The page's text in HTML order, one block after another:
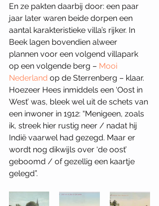
En ze pakten daarbij door: een paar
jaar later waren beide dorpen een
aantal karakteristieke villa’s rijker. In
Beek lagen bovendien alweer
plannen voor een volgend villapark
op een volgende berg – Mooi
Nederland op de Sterrenberg – klaar.
Hoezeer Hees inmiddels een ‘Oost in
West’ was, bleek wel uit de schets van
een inwoner in 1912: “Menigeen, zoals
ik, streek hier rustig neer / nadat hij
Indië vaarwel had gezegd. Maar er
wordt nog dikwijls over ‘de oost’
geboomd / of gezellig een kaartje
gelegd”.